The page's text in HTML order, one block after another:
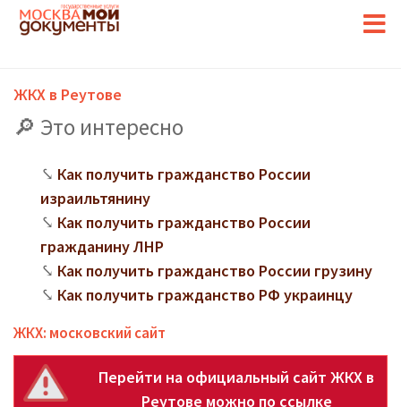
ЖКХ в Реутове
Это интересно
Как получить гражданство России
израильтянину
Как получить гражданство России
гражданину ЛНР
Как получить гражданство России грузину
Как получить гражданство РФ украинцу
ЖКХ: московский сайт
Перейти на официальный сайт ЖКХ в
Реутове можно по ссылке